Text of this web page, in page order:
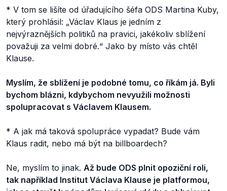
* V tom se lišíte od úřadujícího šéfa ODS Martina Kuby,
který prohlásil: „Václav Klaus je jedním z
nejvýraznějších politiků na pravici, jakékoliv sblížení
považuji za velmi dobré.“ Jako by místo vás chtěl
Klause.
Myslím, že sblížení je podobné tomu, co říkám já. Byli
bychom blázni, kdybychom nevyužili možnosti
spolupracovat s Václavem Klausem.
* A jak má taková spolupráce vypadat? Bude vám
Klaus radit, nebo má být na billboardech?
Ne, myslím to jinak. Až bude ODS plnit opoziční roli,
tak například Institut Václava Klause je platformou,